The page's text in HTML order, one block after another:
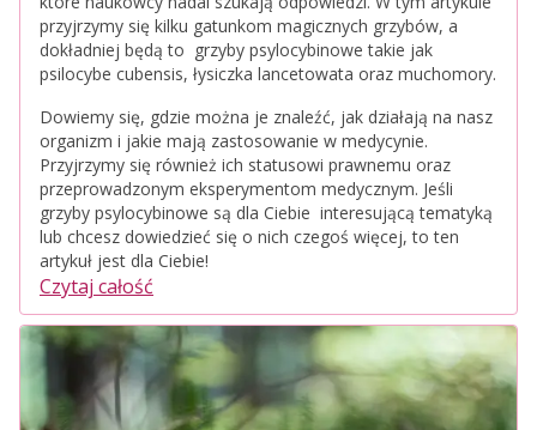
przyjrzymy się kilku gatunkom magicznych grzybów, a
dokładniej będą to grzyby psylocybinowe takie jak
psilocybe cubensis, łysiczka lancetowata oraz muchomory.
Dowiemy się, gdzie można je znaleźć, jak działają na nasz
organizm i jakie mają zastosowanie w medycynie.
Przyjrzymy się również ich statusowi prawnemu oraz
przeprowadzonym eksperymentom medycznym. Jeśli
grzyby psylocybinowe są dla Ciebie interesującą tematyką
lub chcesz dowiedzieć się o nich czegoś więcej, to ten
artykuł jest dla Ciebie!
Czytaj całość